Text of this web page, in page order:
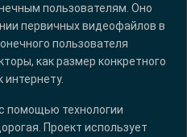
пользователям. Оно
первичных видеофайлов в
пользователя
как размер конкретного
помощью технологии
Проект использует